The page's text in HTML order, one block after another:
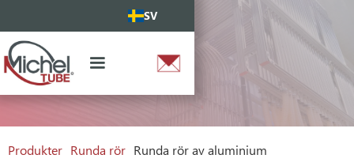
SV
Produkter Runda rör Runda rör av aluminium